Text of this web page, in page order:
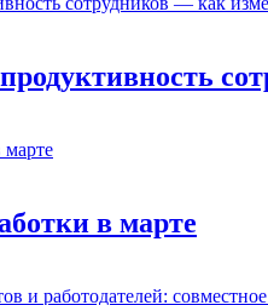
в марте